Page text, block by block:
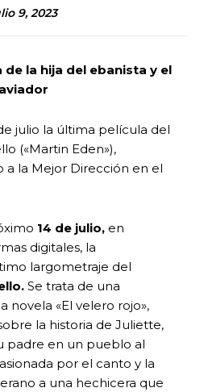
9, 2023
de la hija del ebanista y el
aviador
julio la última película del
(«Martin Eden»),
a la Mejor Dirección en el
14 de julio, en
digitales, la
largometraje del
Se trata de una
novela «El velero rojo»,
la historia de Juliette,
padre en un pueblo al
por el canto y la
a una hechicera que